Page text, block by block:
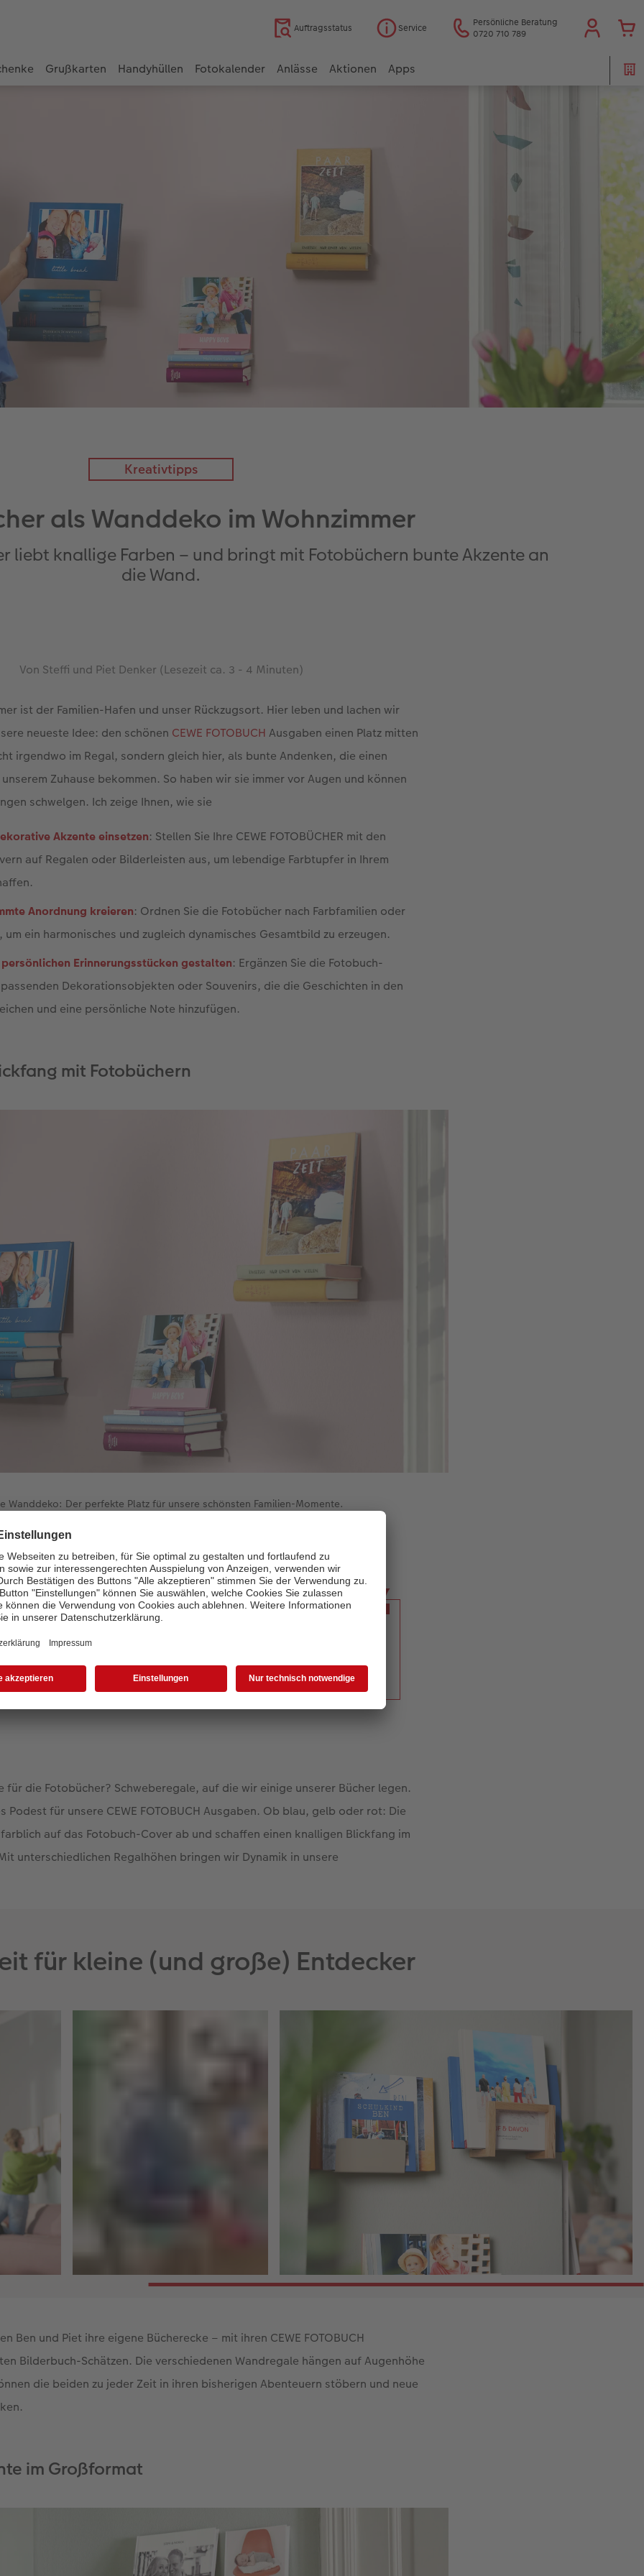
Auftragsstatus Service
Persönliche Beratung
0720 710 789
Grußkarten Handyhüllen Fotokalender Anlässe Aktionen Apps
Kreativtipps
als Wanddeko im Wohnzimmer
liebt knallige Farben – und bringt mit Fotobüchern bunte Akzente an
die Wand.
Von Steffi und Piet Denker (Lesezeit ca. 3 - 4 Minuten)
ist der Familien-Hafen und unser Rückzugsort. Hier leben und lachen wir
neueste Idee: den schönen CEWE FOTOBUCH Ausgaben einen Platz mitten
irgendwo im Regal, sondern gleich hier, als bunte Andenken, die einen
Zuhause bekommen. So haben wir sie immer vor Augen und können
schwelgen. Ich zeige Ihnen, wie sie
Akzente einsetzen: Stellen Sie Ihre CEWE FOTOBÜCHER mit den
auf Regalen oder Bilderleisten aus, um lebendige Farbtupfer in Ihrem
Anordnung kreieren: Ordnen Sie die Fotobücher nach Farbfamilien oder
um ein harmonisches und zugleich dynamisches Gesamtbild zu erzeugen.
Erinnerungsstücken gestalten: Ergänzen Sie die Fotobuch-
Dekorationsobjekten oder Souvenirs, die die Geschichten in den
und eine persönliche Note hinzufügen.
mit Fotobüchern
Wanddeko: Der perfekte Platz für unsere schönsten Familien-Momente.
Wir lieben es bunt!
Steffi Denker
für die Fotobücher? Schweberegale, auf die wir einige unserer Bücher legen.
Podest für unsere CEWE FOTOBUCH Ausgaben. Ob blau, gelb oder rot: Die
auf das Fotobuch-Cover ab und schaffen einen knalligen Blickfang im
unterschiedlichen Regalhöhen bringen wir Dynamik in unsere
für kleine (und große) Entdecker
Ben und Piet ihre eigene Bücherecke – mit ihren CEWE FOTOBUCH
Bilderbuch-Schätzen. Die verschiedenen Wandregale hängen auf Augenhöhe
die beiden zu jeder Zeit in ihren bisherigen Abenteuern stöbern und neue
im Großformat